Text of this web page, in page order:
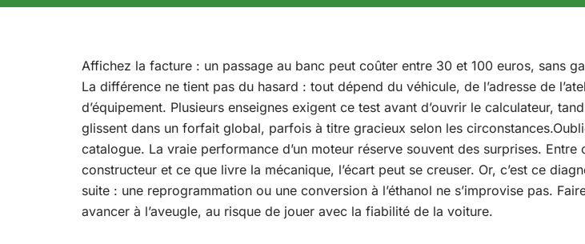
Affichez la facture : un passage au banc peut coûter entre 30 et 100 euros, sans
La différence ne tient pas du hasard : tout dépend du véhicule, de l’adresse de
d’équipement. Plusieurs enseignes exigent ce test avant d’ouvrir le calculateur,
glissent dans un forfait global, parfois à titre gracieux selon les
catalogue. La vraie performance d’un moteur réserve souvent des surprises. Entre
constructeur et ce que livre la mécanique, l’écart peut se creuser. Or, c’est ce
suite : une reprogrammation ou une conversion à l’éthanol ne s’improvise pas.
avancer à l’aveugle, au risque de jouer avec la fiabilité de la voiture.